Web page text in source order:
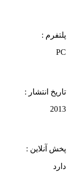
پلتفرم :
PC
تاریخ انتشار :
2013
پخش آنلاین :
دارد